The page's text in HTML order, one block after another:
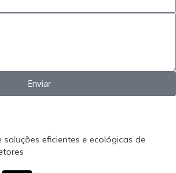
Enviar
soluções eficientes e ecológicas de